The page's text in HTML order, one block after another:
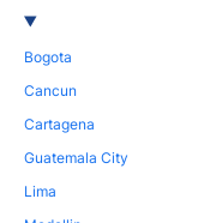
Bogota
Cancun
Cartagena
Guatemala City
Lima